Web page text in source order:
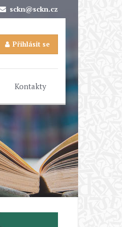
sckn@sckn.cz
Přihlásit se
Kontakty